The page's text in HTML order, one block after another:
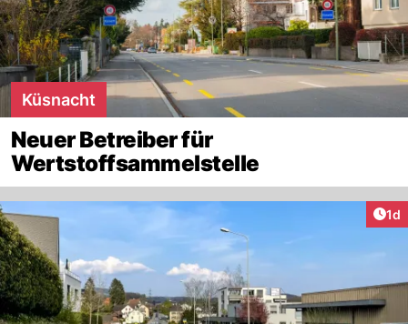
Küsnacht
Neuer Betreiber für
Wertstoffsammelstelle
1d